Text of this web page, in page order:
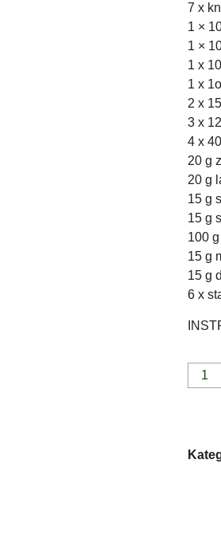
7 x
1 ×
1 ×
1 x
1 x
2 x
3 x
4 x
20 g
20 g
15 g
15 g
100
15 g
15 g
6 x